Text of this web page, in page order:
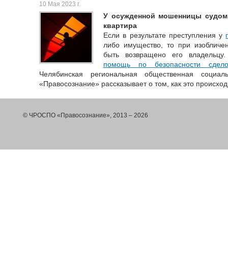
10 Мая 2023 г.
У осужденной мошенницы судом
квартира
Если в результате преступления у
либо имущество, то при
быть возвращено его
помощь по безопасности
Челябинская региональная общественная
«Правосознание» рассказывает о том, как это
© ЧРОСПО «Правосознание», 2013 – 2026